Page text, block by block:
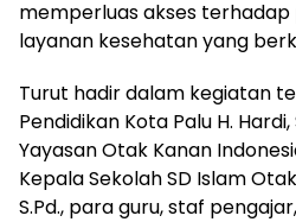
memperluas akses terhadap
layanan kesehatan yang
Turut hadir dalam kegiatan
Pendidikan Kota Palu H. Hardi,
Yayasan Otak Kanan
Kepala Sekolah SD Islam
S.Pd., para guru, staf